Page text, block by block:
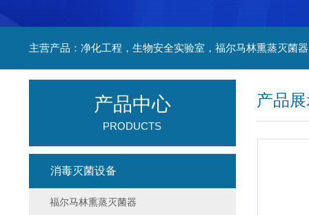
产品
产品中心
PRODUCTS
消毒灭菌设备
福尔马林熏蒸灭菌器